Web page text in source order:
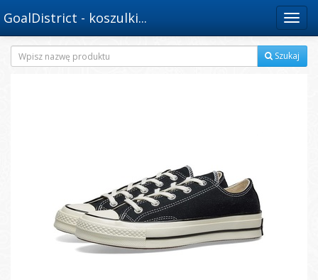
Menu
GoalDistrict - koszulki...
Szukaj